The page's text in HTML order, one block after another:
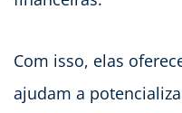
Com isso, elas
ajudam a